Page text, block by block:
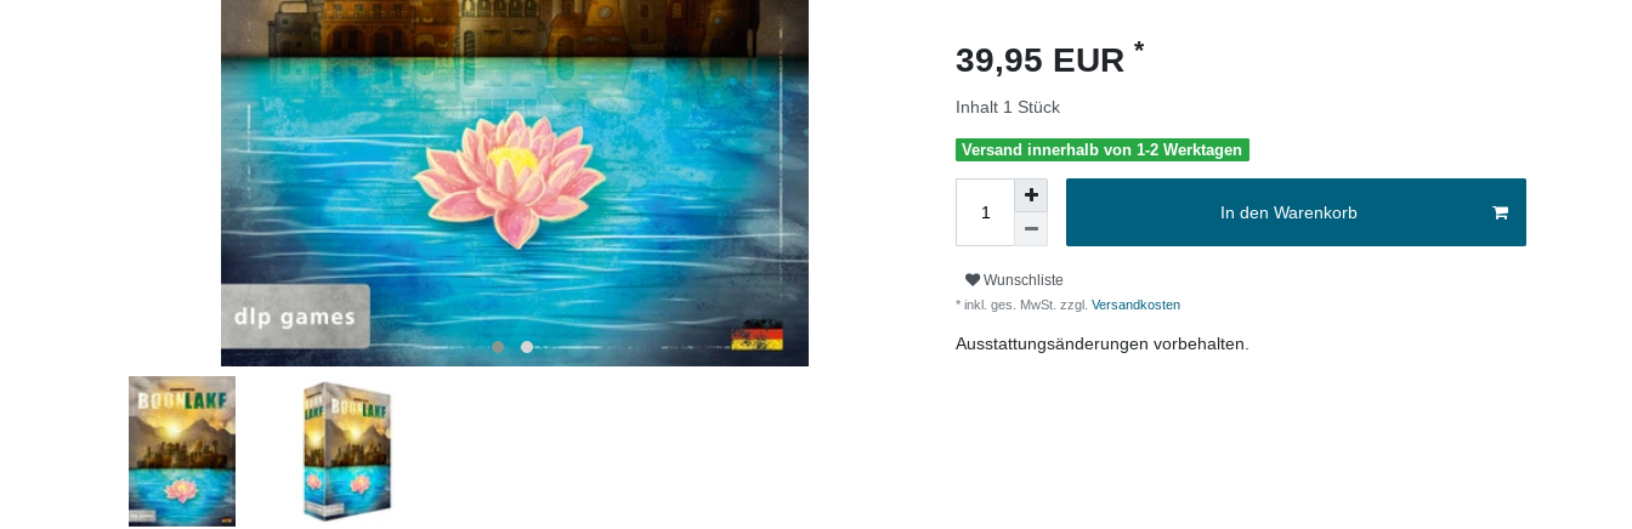
39,95 EUR *
Inhalt 1 Stück
Versand innerhalb von 1-2 Werktagen
In den Warenkorb
Wunschliste
* inkl. ges. MwSt. zzgl. Versandkosten
Ausstattungsänderungen vorbehalten.